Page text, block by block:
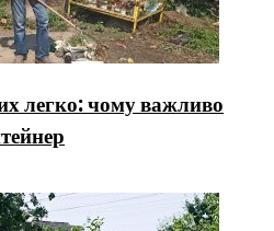
легко: чому важливо